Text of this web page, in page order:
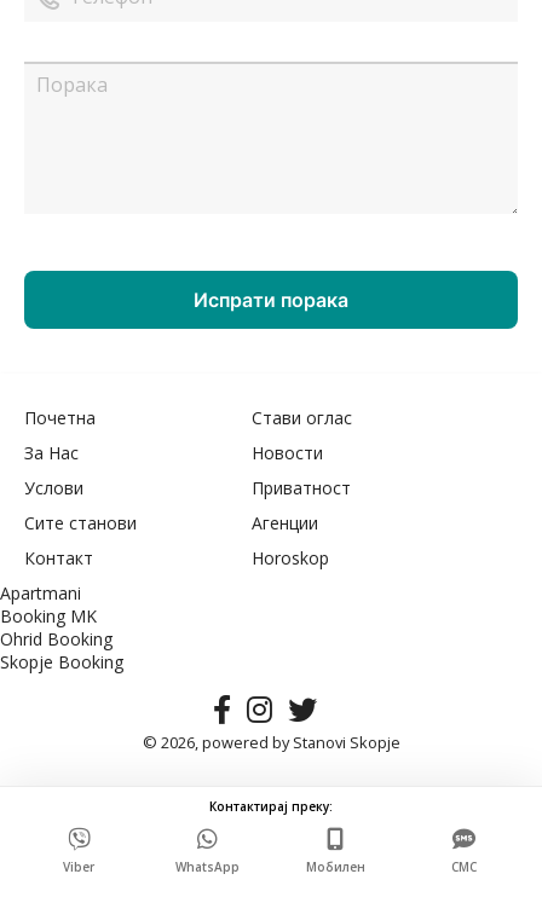
Контактирај преку:
Viber WhatsApp Мобилен СМС
Почетна
Стави оглас
За Нас
Новости
Услови
Приватност
Сите станови
Агенции
Контакт
Horoskop
Apartmani
Booking MK
Ohrid Booking
Skopje Booking
© 2026, powered byStanovi Skopje